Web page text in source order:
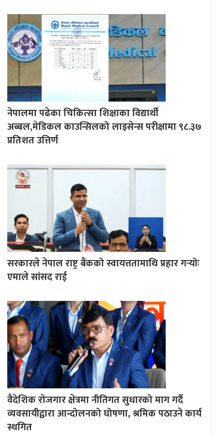
नेपालमा पढेका चिकित्सा शिक्षाका विद्यार्थी
अब्बल,मेडिकल काउन्सिलको लाइसेन्स परीक्षामा ९८.३७
प्रतिशत उत्तिर्ण
सरकारले नेपाल राष्ट्र बैंकको स्वायत्ततामाथि प्रहार गर्‍योः
एमाले सांसद राई
वैदेशिक रोजगार क्षेत्रमा नीतिगत सुधारको माग गर्दै
व्यवसायीद्वारा आन्दोलनको घोषणा, श्रमिक पठाउने कार्य
स्थगित